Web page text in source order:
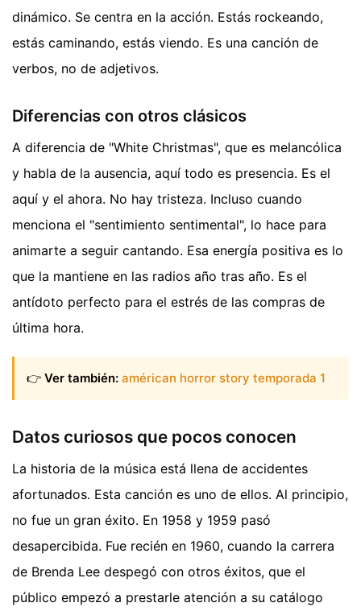
dinámico. Se centra en la acción. Estás rockeando,
estás caminando, estás viendo. Es una canción de
verbos, no de adjetivos.
Diferencias con otros clásicos
A diferencia de "White Christmas", que es melancólica
y habla de la ausencia, aquí todo es presencia. Es el
aquí y el ahora. No hay tristeza. Incluso cuando
menciona el "sentimiento sentimental", lo hace para
animarte a seguir cantando. Esa energía positiva es lo
que la mantiene en las radios año tras año. Es el
antídoto perfecto para el estrés de las compras de
última hora.
👉 Ver también: américan horror story temporada 1
Datos curiosos que pocos conocen
La historia de la música está llena de accidentes
afortunados. Esta canción es uno de ellos. Al principio,
no fue un gran éxito. En 1958 y 1959 pasó
desapercibida. Fue recién en 1960, cuando la carrera
de Brenda Lee despegó con otros éxitos, que el
público empezó a prestarle atención a su catálogo